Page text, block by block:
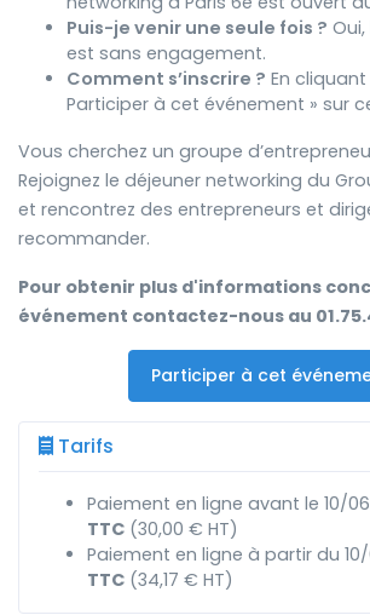
Puis-je venir une seule fois ?
est sans engagement.
Comment s’inscrire ? En
Participer à cet événement » sur
Vous cherchez un groupe
Rejoignez le déjeuner networking du
et rencontrez des entrepreneurs et
recommander.
Pour obtenir plus d'informations
événement contactez-nous au
Participer à cet
Tarifs
Paiement en ligne avant le 10/
TTC (30,00 € HT)
Paiement en ligne à partir du
TTC (34,17 € HT)